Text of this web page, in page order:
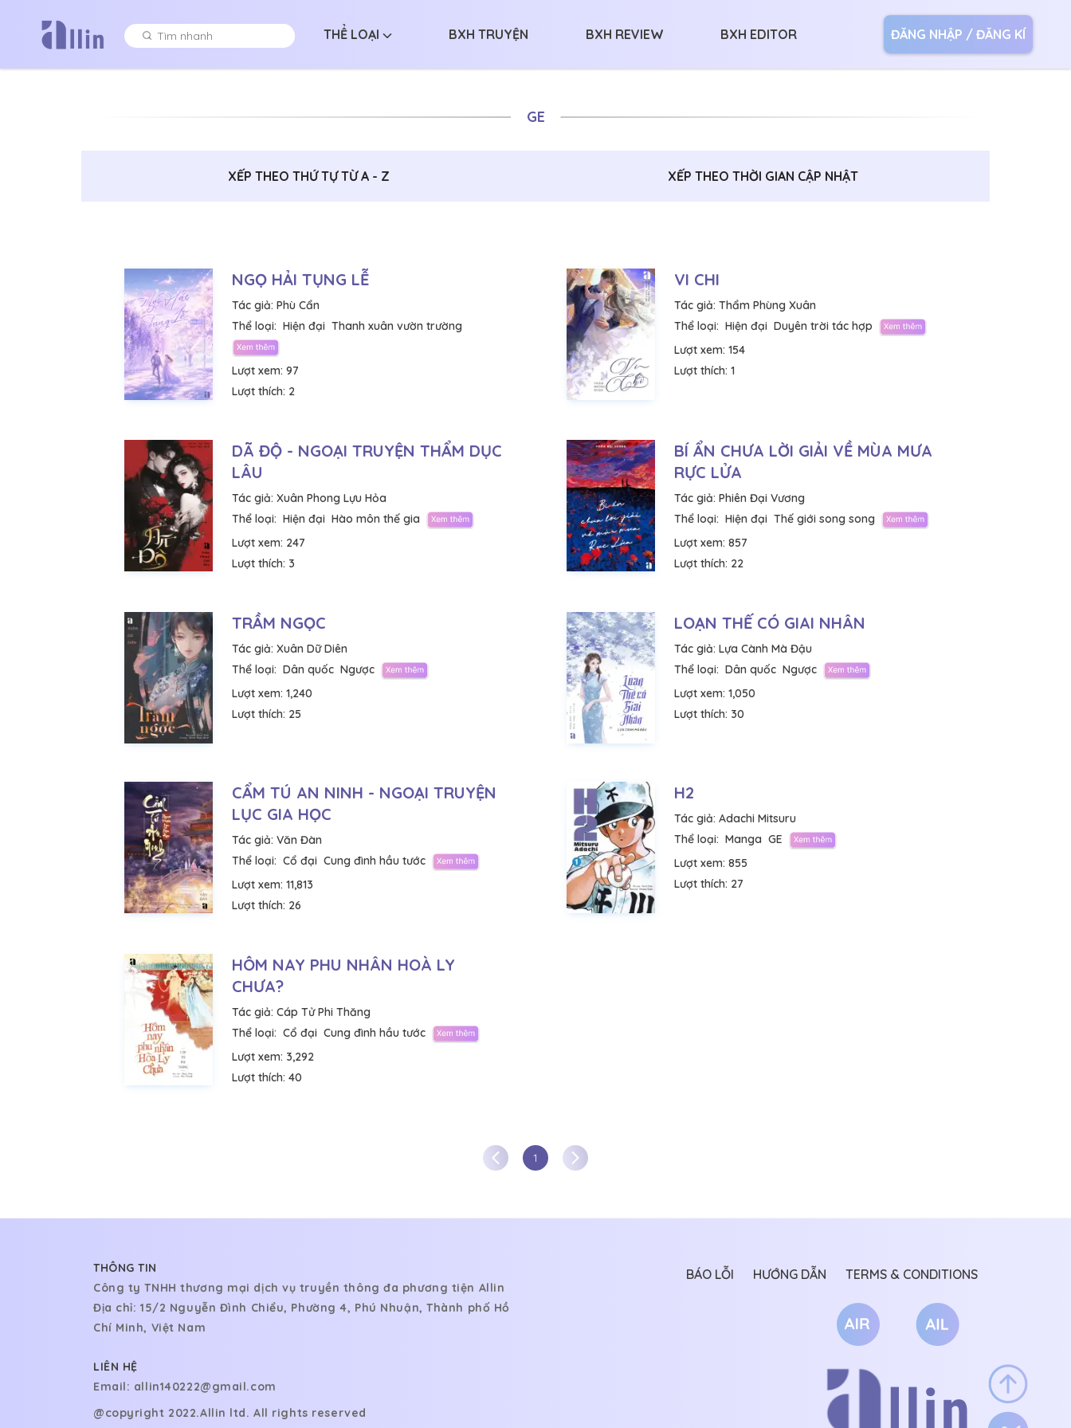
THỂ LOẠI BXH TRUYỆN BXH REVIEW BXH EDITOR ĐĂNG NHẬP / ĐĂNG KÍ
GE
XẾP THEO THỨ TỰ TỪ A - Z XẾP THEO THỜI GIAN CẬP NHẬT
NGỌ HẢI TỤNG LỄ
Tác giả: Phù Cẩn
Thể loại: Hiện đại Thanh xuân vườn trường
Lượt xem: 97
Lượt thích: 2
VI CHI
Tác giả: Thẩm Phùng Xuân
Thể loại: Hiện đại Duyên trời tác hợp
Lượt xem: 154
Lượt thích: 1
DÃ ĐỘ - NGOẠI TRUYỆN THẨM DỤC
LÂU
Tác giả: Xuân Phong Lựu Hỏa
Thể loại: Hiện đại Hào môn thế gia
Lượt xem: 247
Lượt thích: 3
BÍ ẨN CHƯA LỜI GIẢI VỀ MÙA MƯA
RỰC LỬA
Tác giả: Phiên Đại Vương
Thể loại: Hiện đại Thế giới song song
Lượt xem: 857
Lượt thích: 22
TRẦM NGỌC
Tác giả: Xuân Dữ Diên
Thể loại: Dân quốc Ngược
Lượt xem: 1,240
Lượt thích: 25
LOẠN THẾ CÓ GIAI NHÂN
Tác giả: Lựa Cành Mà Đậu
Thể loại: Dân quốc Ngược
Lượt xem: 1,050
Lượt thích: 30
CẨM TÚ AN NINH - NGOẠI TRUYỆN
LỤC GIA HỌC
Tác giả: Văn Đàn
Thể loại: Cổ đại Cung đình hầu tước
Lượt xem: 11,813
Lượt thích: 26
H2
Tác giả: Adachi Mitsuru
Thể loại: Manga GE
Lượt xem: 855
Lượt thích: 27
HÔM NAY PHU NHÂN HOÀ LY
CHƯA?
Tác giả: Cáp Tử Phi Thăng
Thể loại: Cổ đại Cung đình hầu tước
Lượt xem: 3,292
Lượt thích: 40
1
THÔNG TIN
Công ty TNHH thương mại dịch vụ truyền thông đa phương tiện Allin
Địa chỉ: 15/2 Nguyễn Đình Chiểu, Phường 4, Phú Nhuận, Thành phố Hồ
Chí Minh, Việt Nam
LIÊN HỆ
Email: allin140222@gmail.com
@copyright 2022.Allin ltd. All rights reserved
BÁO LỖI HƯỚNG DẪN TERMS & CONDITIONS